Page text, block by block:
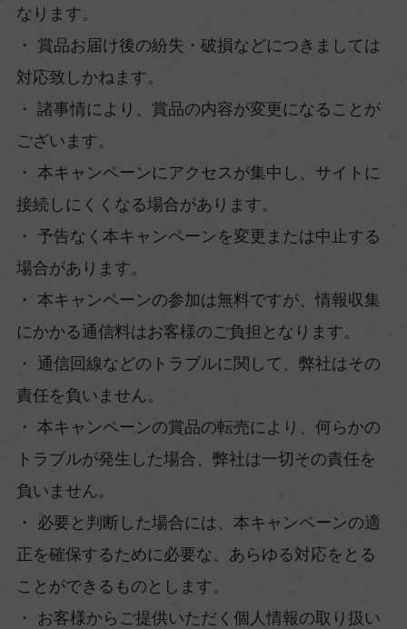
なります。
・ 賞品お届け後の紛失・破損などにつきましては
対応致しかねます。
・ 諸事情により、賞品の内容が変更になることが
ございます。
・ 本キャンペーンにアクセスが集中し、サイトに
接続しにくくなる場合があります。
・ 予告なく本キャンペーンを変更または中止する
場合があります。
・ 本キャンペーンの参加は無料ですが、情報収集
にかかる通信料はお客様のご負担となります。
・ 通信回線などのトラブルに関して、弊社はその
責任を負いません。
・ 本キャンペーンの賞品の転売により、何らかの
トラブルが発生した場合、弊社は一切その責任を
負いません。
・ 必要と判断した場合には、本キャンペーンの適
正を確保するために必要な、あらゆる対応をとる
ことができるものとします。
・ お客様からご提供いただく個人情報の取り扱い